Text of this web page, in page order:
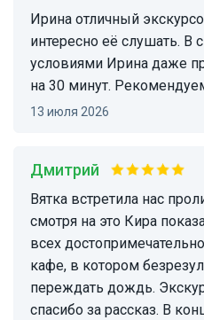
Ирина отличный экскурсовод! Было очень
интересно её слушать. В
условиями Ирина даже
на 30 минут.
13 июля 2026
Дмитрий
Вятка встретила нас проливным дождем. Не
смотря на это Кира
всех
кафе, в котором
переждать дождь.
спасибо за рассказ. В